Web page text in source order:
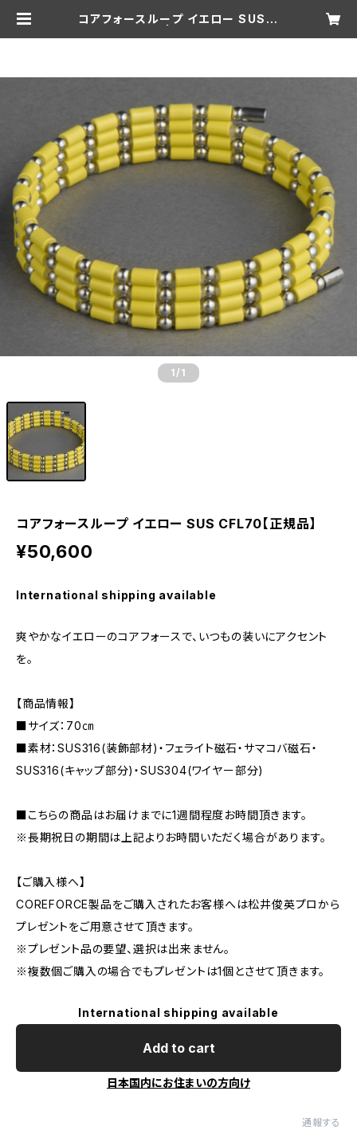
コアフォースループ イエロー SUS C
1 /1
コアフォースループ イエロー SUS CFL70【正規品】
¥50,600
International shipping available
爽やかなイエローのコアフォースで、いつもの装いにアクセント
を。
【商品情報】
■サイズ：70㎝
■素材：SUS316(装飾部材)・フェライト磁石・サマコバ磁石・
SUS316(キャップ部分)・SUS304(ワイヤー部分)
■こちらの商品はお届けまでに1週間程度お時間頂きます。
※長期祝日の期間は上記よりお時間いただく場合があります。
【ご購入様へ】
COREFORCE製品をご購入されたお客様へは松井俊英プロから
プレゼントをご用意させて頂きます。
※プレゼント品の要望、選択は出来ません。
※複数個ご購入の場合でもプレゼントは1個とさせて頂きます。
International shipping available
Add to cart
日本国内にお住まいの方向け
通報する